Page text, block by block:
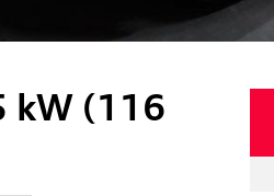
kW (116